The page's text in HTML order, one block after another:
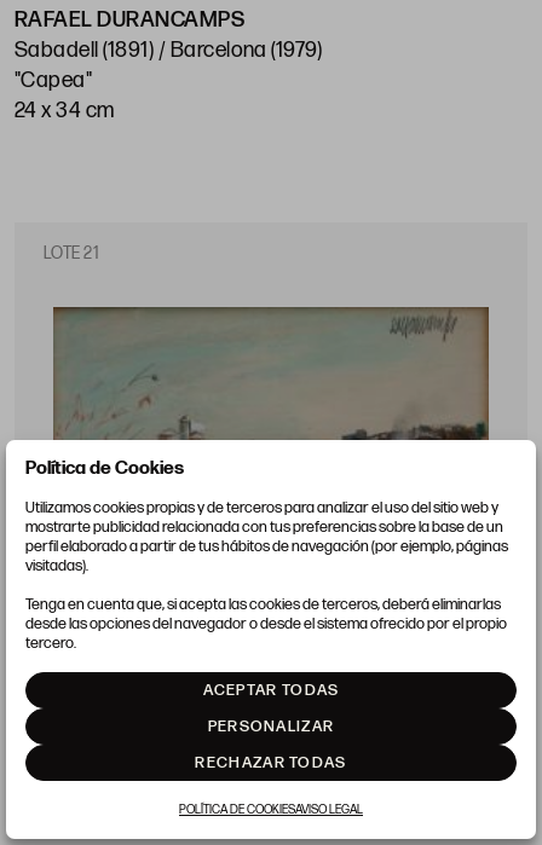
RAFAEL DURANCAMPS
Sabadell (1891) / Barcelona (1979)
"Capea"
24 x 34 cm
LOTE 21
RAFAEL DURANCAMPS
Sabadell (1891) / Barcelona (1979)
"Comida familar junto a un pueblo costero"
Política de Cookies
Utilizamos cookies propias y de terceros para analizar el uso del sitio web y
mostrarte publicidad relacionada con tus preferencias sobre la base de un
perfil elaborado a partir de tus hábitos de navegación (por ejemplo, páginas
visitadas).
Tenga en cuenta que, si acepta las cookies de terceros, deberá eliminarlas
desde las opciones del navegador o desde el sistema ofrecido por el propio
tercero.
ACEPTAR TODAS
PERSONALIZAR
RECHAZAR TODAS
POLÍTICA DE COOKIESAVISO LEGAL